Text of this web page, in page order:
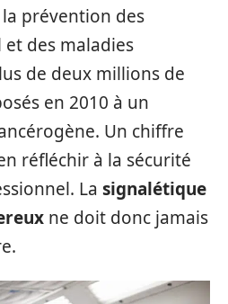
prévention des
des maladies
de deux millions de
en 2010 à un
Un chiffre
réfléchir à la sécurité
La signalétique
ne doit donc jamais